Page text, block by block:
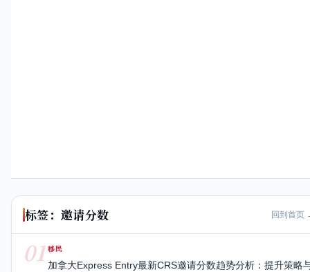
标签：邀请分数 回到首页
01 移民
加拿大Express Entry最新CRS邀请分数趋势分析：提升策略